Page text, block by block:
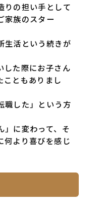
りの担い手として
家族のスター
生活という続きが
した際にお子さん
こともありまし
職した」という方
」に変わって、そ
何より喜びを感じ